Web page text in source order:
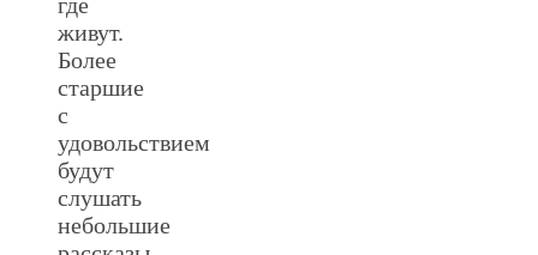
где
живут.
Более
старшие
с
удовольствием
будут
слушать
небольшие